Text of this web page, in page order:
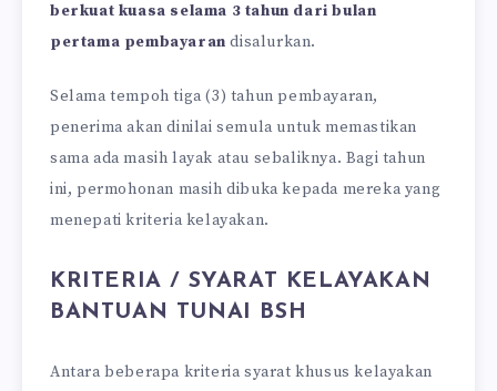
berkuat kuasa selama 3 tahun dari bulan
pertama pembayaran disalurkan.
Selama tempoh tiga (3) tahun pembayaran,
penerima akan dinilai semula untuk memastikan
sama ada masih layak atau sebaliknya. Bagi tahun
ini, permohonan masih dibuka kepada mereka yang
menepati kriteria kelayakan.
KRITERIA / SYARAT KELAYAKAN
BANTUAN TUNAI BSH
Antara beberapa kriteria syarat khusus kelayakan